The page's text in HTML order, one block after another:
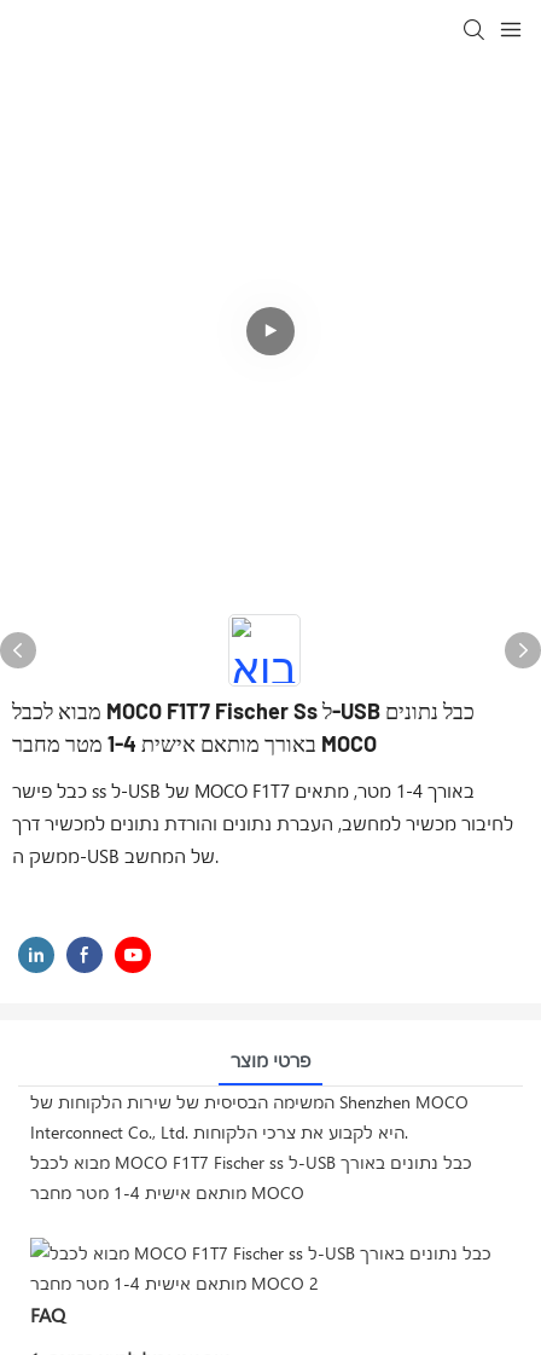
מבוא לכבל MOCO F1T7 Fischer Ss ל-USB כבל נתונים
באורך מותאם אישית 1-4 מטר מחבר MOCO
כבל פישר ss ל-USB של MOCO F1T7 באורך 1-4 מטר, מתאים
לחיבור מכשיר למחשב, העברת נתונים והורדת נתונים למכשיר דרך
ממשק ה-USB של המחשב.
פרטי מוצר
המשימה הבסיסית של שירות הלקוחות של Shenzhen MOCO
Interconnect Co., Ltd. היא לקבוע את צרכי הלקוחות.
מבוא לכבל MOCO F1T7 Fischer ss ל-USB כבל נתונים באורך
מותאם אישית 1-4 מטר מחבר MOCO
FAQ